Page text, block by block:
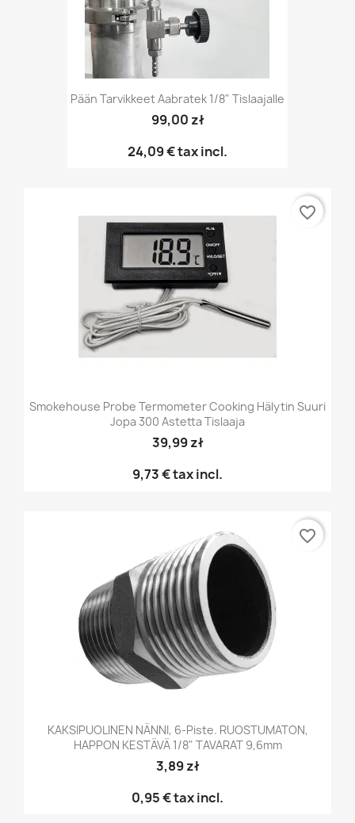
Pään Tarvikkeet Aabratek 1/8" Tislaajalle
99,00 zł
24,09 €tax incl.
Smokehouse Probe Termometer Cooking Hälytin Suuri
Jopa 300 Astetta Tislaaja
39,99 zł
9,73 €tax incl.
favorite_border
KAKSIPUOLINEN NÄNNI, 6-Piste. RUOSTUMATON,
HAPPON KESTÄVÄ 1/8" TAVARAT 9,6mm
3,89 zł
0,95 €tax incl.
favorite_border